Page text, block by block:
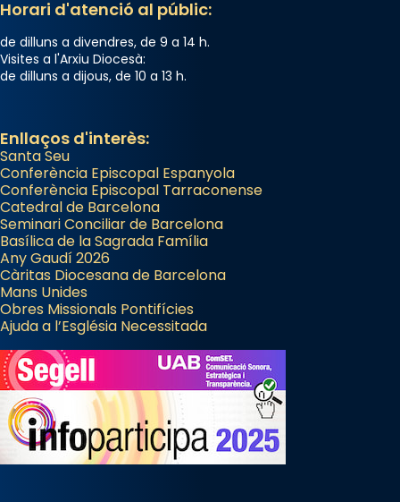
Horari d'atenció al públic:
de dilluns a divendres, de 9 a 14 h.
Visites a l'Arxiu Diocesà:
de dilluns a dijous, de 10 a 13 h.
Enllaços d'interès:
Santa Seu
Conferència Episcopal Espanyola
Conferència Episcopal Tarraconense
Catedral de Barcelona
Seminari Conciliar de Barcelona
Basílica de la Sagrada Família
Any Gaudí 2026
Càritas Diocesana de Barcelona
Mans Unides
Obres Missionals Pontifícies
Ajuda a l’Església Necessitada